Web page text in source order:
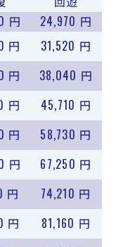
円 24,970 円
円 31,520 円
円 38,040 円
円 45,710 円
円 58,730 円
円 67,250 円
円 74,210 円
円 81,160 円